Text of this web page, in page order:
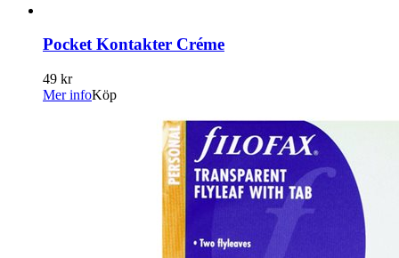
Pocket Kontakter Créme
49 kr
Mer infoKöp